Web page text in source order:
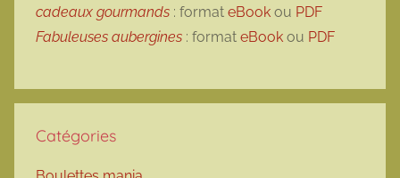
cadeaux gourmands : format eBook ou PDF
Fabuleuses aubergines : format eBook ou PDF
Catégories